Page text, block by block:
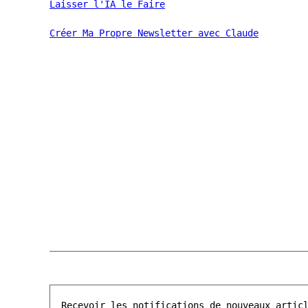
Laisser l'IA le Faire
Créer Ma Propre Newsletter avec Claude
Recevoir les notifications de nouveaux